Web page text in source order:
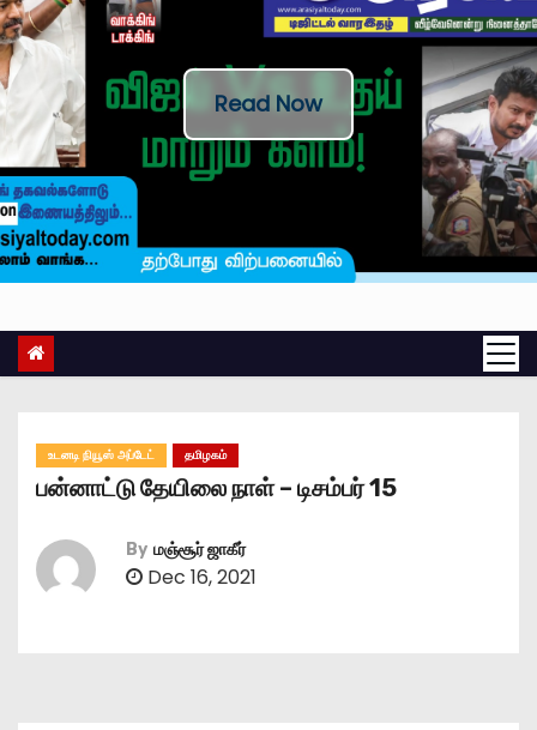
Read Now
உடனடி நியூஸ் அப்டேட் தமிழகம்
பன்னாட்டு தேயிலை நாள் – டிசம்பர் 15
By மஞ்சூர் ஜாகீர்
Dec 16, 2021